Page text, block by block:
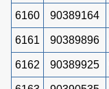
6160 90389164
6161 90389896
6162 90389925